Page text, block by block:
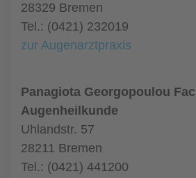
28329 Bremen
Tel.: (0421) 232019
zur Augenarztpraxis
Panagiota Georgopoulou
Augenheilkunde
Uhlandstr. 57
28211 Bremen
Tel.: (0421) 441200